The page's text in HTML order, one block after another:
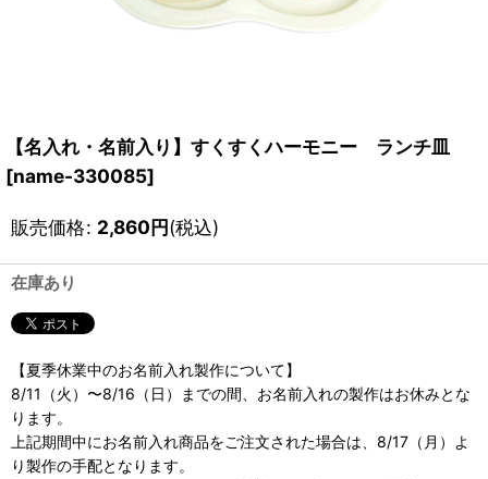
【名入れ・名前入り】すくすくハーモニー ランチ皿
[name-330085]
販売価格: 2,860円(税込)
在庫あり
【夏季休業中のお名前入れ製作について】
8/11（火）〜8/16（日）までの間、お名前入れの製作はお休みとな
ります。
上記期間中にお名前入れ商品をご注文された場合は、8/17（月）よ
り製作の手配となります。